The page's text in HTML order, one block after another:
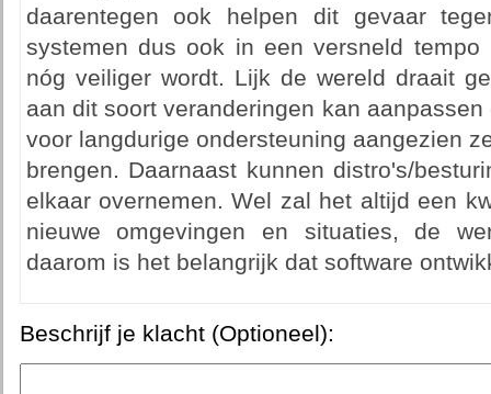
daarentegen ook helpen dit gevaar
systemen dus ook in een versneld
nóg veiliger wordt. Lijk de wereld draait
aan dit soort veranderingen kan
voor langdurige ondersteuning aangezien
brengen. Daarnaast kunnen distro's/
elkaar overnemen. Wel zal het altijd een
nieuwe omgevingen en situaties, de
daarom is het belangrijk dat software
Beschrijf je klacht (Optioneel):